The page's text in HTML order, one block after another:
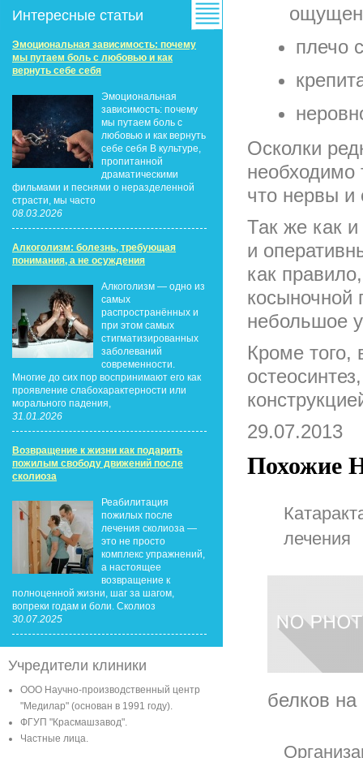
Интересные статьи
Эмоциональная зависимость: почему
мы путаем боль с любовью и как
вернуть себе себя
Эмоциональная
зависимость: почему
мы путаем боль с
любовью и как вернуть
себе себя В культуре,
пропитанной
драматическими
фильмами и песнями о неразделенной
страсти, мы часто
08.03.2026
Алкоголизм: болезнь, требующая
понимания, а не осуждения
Алкоголизм — одно из
самых
распространённых и
при этом самых
стигматизированных
заболеваний
современности.
Многие до сих пор воспринимают его как
проявление слабохарактерности или
морального падения,
31.01.2026
Возвращение к жизни как подарить
пожилым свободу движений после
сколиоза
Реабилитация
пожилых после
лечения сколиоза —
это не просто
комплекс упражнений,
а настоящее
возвращение к
полноценной жизни, шаг за шагом,
вопреки годам и боли. Сколиоз
30.07.2025
Учредители клиники
ООО Научно-производственный центр
"Медилар" (основан в 1991 году).
ФГУП "Красмашзавод".
Частные лица.
плечо
Осколки
необходимо
что нервы
Так же как
и
как
косыночной
небольшое
Кроме того,
29.07.2013
Похожие
лечения
белков